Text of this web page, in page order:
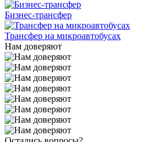
Бизнес-трансфер
Трансфер на микроавтобусах
Нам доверяют